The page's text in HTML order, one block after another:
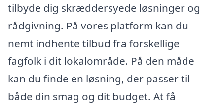
tilbyde dig skræddersyede løsninger og
rådgivning. På vores platform kan du
nemt indhente tilbud fra forskellige
fagfolk i dit lokalområde. På den måde
kan du finde en løsning, der passer til
både din smag og dit budget. At få